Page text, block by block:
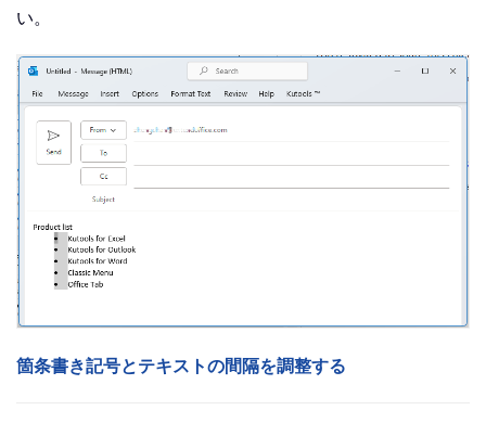
い。
箇条書き記号とテキストの間隔を調整する